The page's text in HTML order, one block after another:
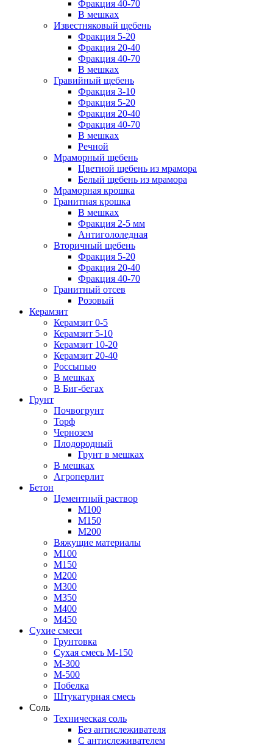
Фракция 40-70
В мешках
Известняковый щебень
Фракция 5-20
Фракция 20-40
Фракция 40-70
В мешках
Гравийный щебень
Фракция 3-10
Фракция 5-20
Фракция 20-40
Фракция 40-70
В мешках
Речной
Мраморный щебень
Цветной щебень из мрамора
Белый щебень из мрамора
Мраморная крошка
Гранитная крошка
В мешках
Фракция 2-5 мм
Антигололедная
Вторичный щебень
Фракция 5-20
Фракция 20-40
Фракция 40-70
Гранитный отсев
Розовый
Керамзит
Керамзит 0-5
Керамзит 5-10
Керамзит 10-20
Керамзит 20-40
Россыпью
В мешках
В Биг-бегах
Грунт
Почвогрунт
Торф
Чернозем
Плодородный
Грунт в мешках
В мешках
Агроперлит
Бетон
Цементный раствор
М100
М150
М200
Вяжущие материалы
М100
М150
М200
М300
М350
М400
М450
Сухие смеси
Грунтовка
Сухая смесь М-150
М-300
М-500
Побелка
Штукатурная смесь
Соль
Техническая соль
Без антислеживателя
С антислеживателем